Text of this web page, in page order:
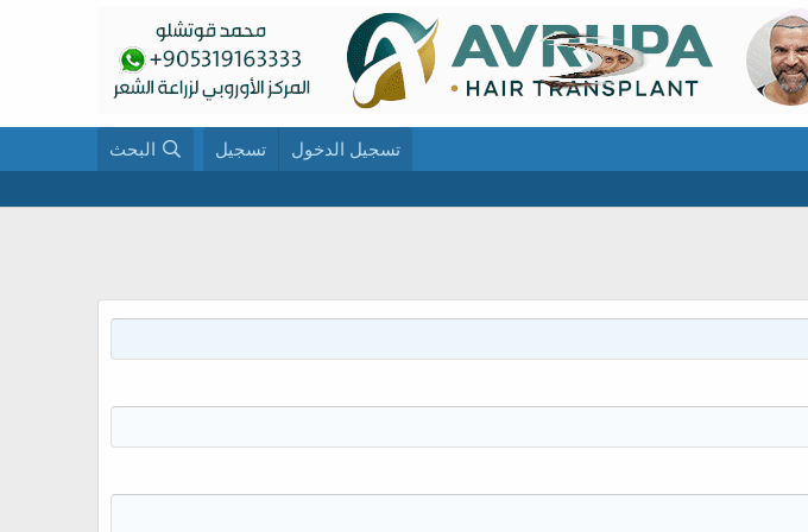
تسجيل الدخول تسجيل البحث